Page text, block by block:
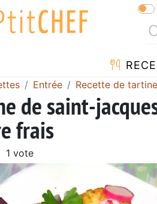
Entrée Recette de tartine
de saint-
frais